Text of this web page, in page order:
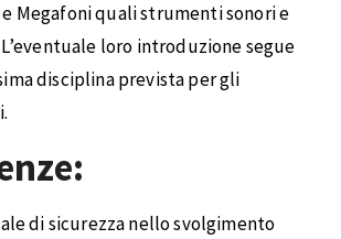
Megafoni quali strumenti sonori e
loro introduzione segue
disciplina prevista per gli
di sicurezza nello svolgimento